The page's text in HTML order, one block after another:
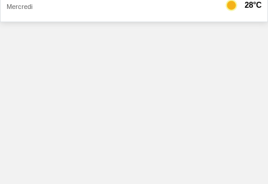
Mercredi 28°C